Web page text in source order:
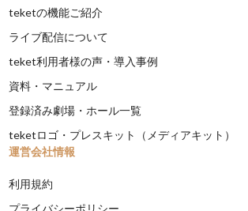
teketの機能ご紹介
ライブ配信について
teket利用者様の声・導入事例
資料・マニュアル
登録済み劇場・ホール一覧
teketロゴ・プレスキット（メディアキット）
運営会社情報
利用規約
プライバシーポリシー